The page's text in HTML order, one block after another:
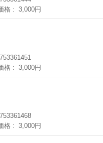
格
3,000円
格
3,000円
格
3,000円